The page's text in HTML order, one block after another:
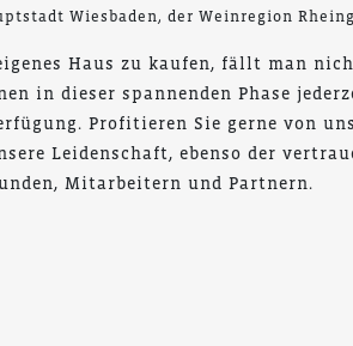
Wiesbaden, der Weinregion
Haus zu kaufen, fällt man
in dieser spannenden Phase
Profitieren Sie gerne von
Leidenschaft, ebenso der
Mitarbeitern und Partnern.